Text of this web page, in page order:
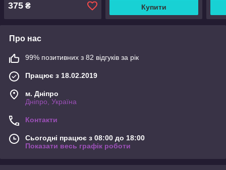
375 ₴ Купити
Про нас
99% позитивних з 82 відгуків за рік
Працює з 18.02.2019
м. Дніпро
Дніпро, Україна
Контакти
Сьогодні працює з 08:00 до 18:00
Показати весь графік роботи